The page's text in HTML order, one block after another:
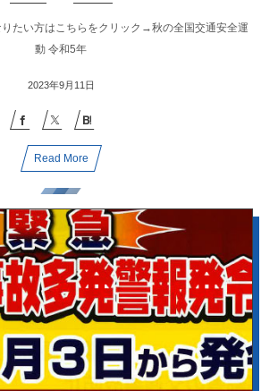
たい方はこちらをクリック→秋の全国交通安全運
動 令和5年
2023年9月11日
Read More